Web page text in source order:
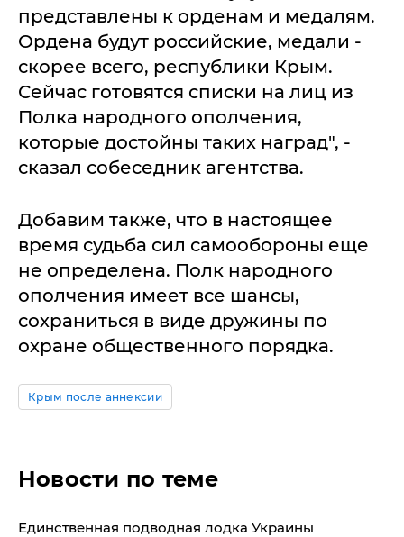
представлены к орденам и медалям.
Ордена будут российские, медали -
скорее всего, республики Крым.
Сейчас готовятся списки на лиц из
Полка народного ополчения,
которые достойны таких наград", -
сказал собеседник агентства.
Добавим также, что в настоящее
время судьба сил самообороны еще
не определена. Полк народного
ополчения имеет все шансы,
сохраниться в виде дружины по
охране общественного порядка.
Крым после аннексии
Новости по теме
Единственная подводная лодка Украины